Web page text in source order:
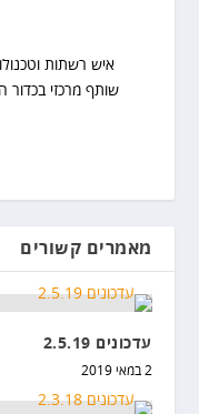
איש רשתות
שותף מרכזי
מאמרים קשורים
עדכונים 2.5.19
2 במאי 2019